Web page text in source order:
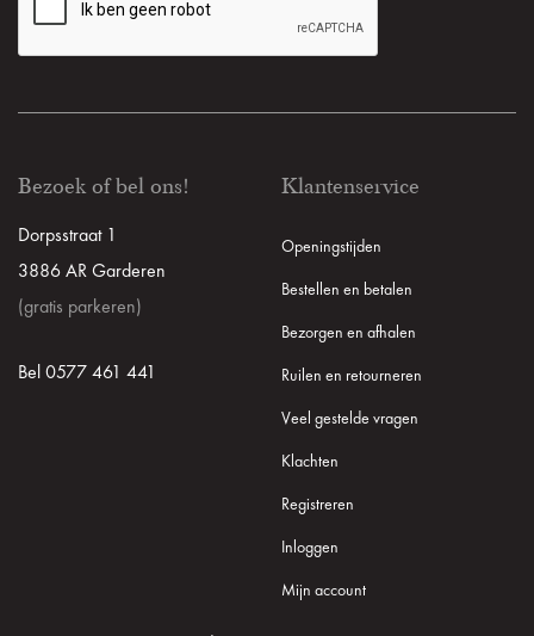
Bezoek of bel ons!
Dorpsstraat 1
3886 AR Garderen
(gratis parkeren)
Bel 0577 461 441
Klantenservice
Openingstijden
Bestellen en betalen
Bezorgen en afhalen
Ruilen en retourneren
Veel gestelde vragen
Klachten
Registreren
Inloggen
Mijn account